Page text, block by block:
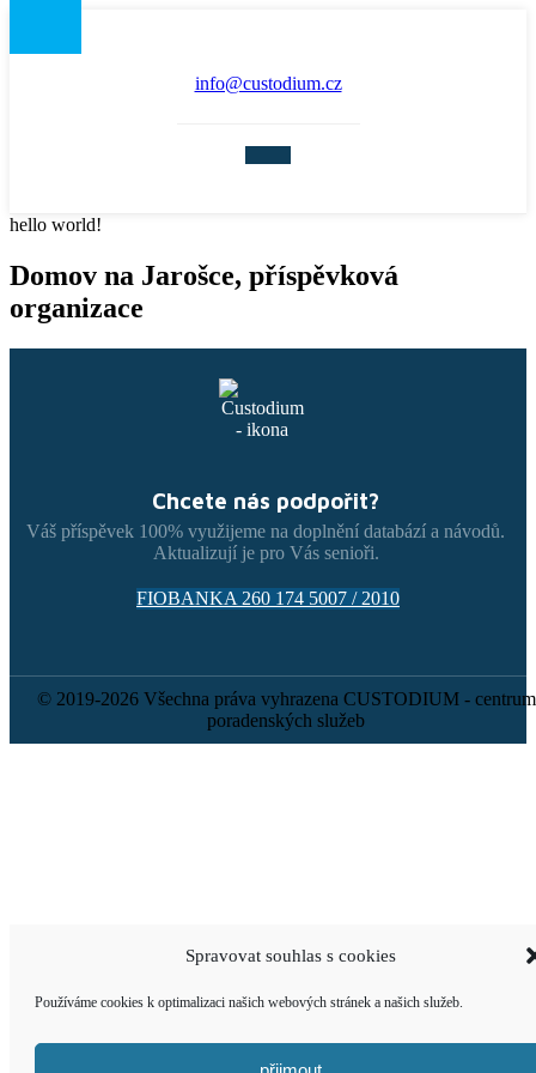
Spravovat souhlas s cookies
Používáme cookies k optimalizaci našich webových stránek a našich služeb.
info@custodium.cz
hello world!
Domov na Jarošce, příspěvková
organizace
Chcete nás podpořit?
Váš příspěvek 100% využijeme na doplnění databází a návodů.
Aktualizují je pro Vás senioři.
FIOBANKA 260 174 5007 / 2010
© 2019-2026 Všechna práva vyhrazena CUSTODIUM - centrum
poradenských služeb